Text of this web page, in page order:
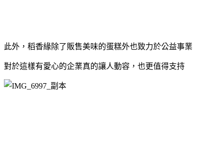
此外，稻香緣除了販售美味的蛋糕外也致力於公益事業
對於這樣有愛心的企業真的讓人動容，也更值得支持